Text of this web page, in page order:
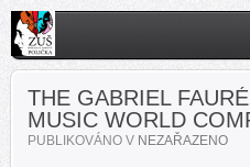
THE GABRIEL FAURÉ
MUSIC WORLD
PUBLIKOVÁNO V NEZAŘAZENO